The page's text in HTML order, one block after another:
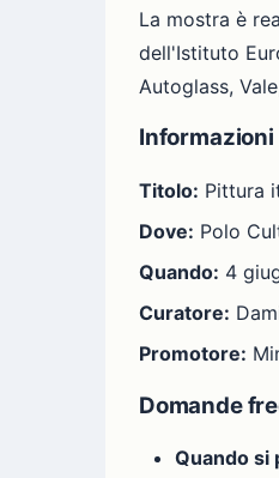
La mostra è
dell'Istituto
Autoglass,
Titolo: Pittura
Dove: Polo
Quando: 4
Curatore:
Promotore:
Domande
Quando si